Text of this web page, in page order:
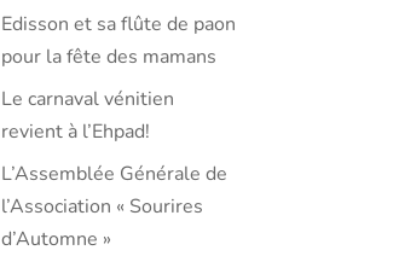
Edisson et sa flûte de paon
pour la fête des mamans
Le carnaval vénitien
revient à l’Ehpad!
L’Assemblée Générale de
l’Association « Sourires
d’Automne »